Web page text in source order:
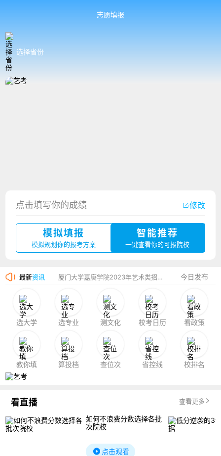
志愿填报
选择省份
点击填写你的成绩 修改
模拟填报
模拟规划你的报考方案
智能推荐
一键查看你的可报院校
最新资讯
湛江幼儿师范专科学校2023年夏季高考招生简章
厦门大学嘉庚学院2023年艺术类招生简章 今日发布
选大学 选专业 测文化 校考日历 看政策
教你填 算投档 查位次 省控线 校排名
看直播 查看更多
如何不浪费分数选择各批
次院校
点击观看